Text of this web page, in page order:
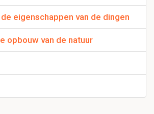
eigenschappen van de dingen
opbouw van de natuur